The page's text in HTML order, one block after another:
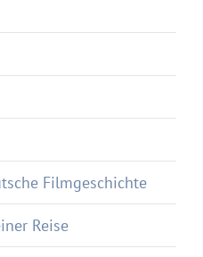
Filmgeschichte
Reise